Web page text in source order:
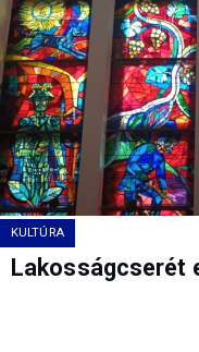
KULTÚRA
Lakosságcserét